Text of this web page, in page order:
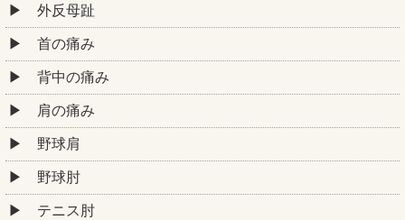
外反母趾
首の痛み
背中の痛み
肩の痛み
野球肩
野球肘
テニス肘